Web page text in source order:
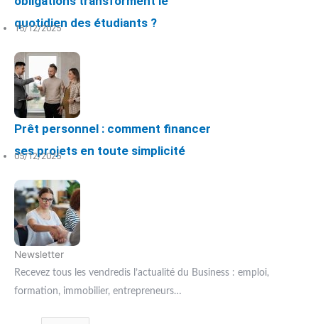
quotidien des étudiants ?
15/12/2025
Prêt personnel : comment financer
ses projets en toute simplicité
05/12/2025
Newsletter
Recevez tous les vendredis l’actualité du Business : emploi,
formation, immobilier, entrepreneurs…